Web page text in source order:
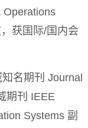
Operations
获国际/国内会
名期刊 Journal
期刊 IEEE
Systems 副